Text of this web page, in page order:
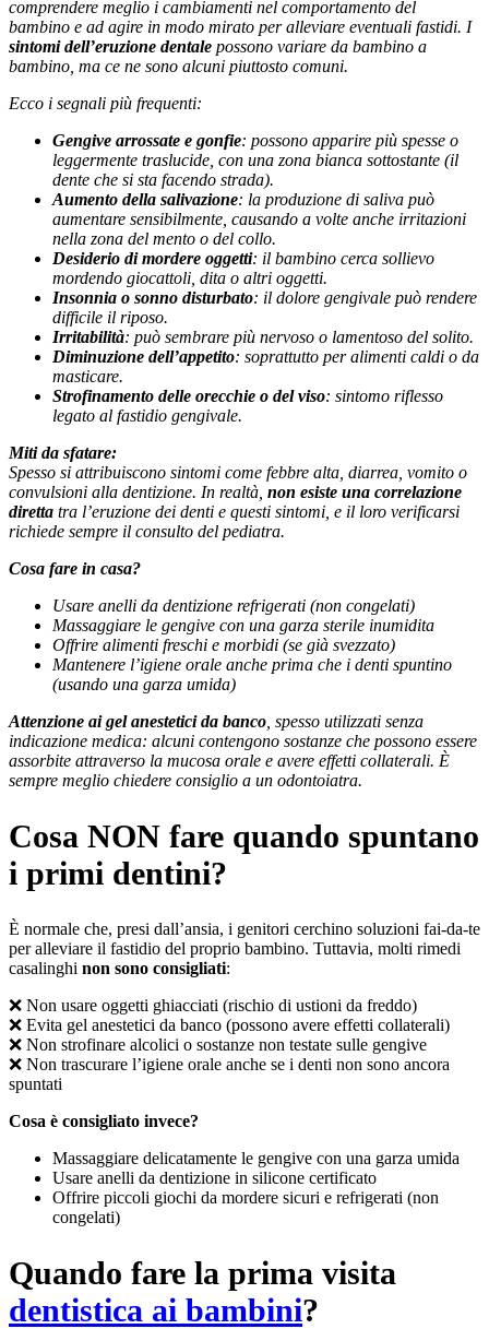
comprendere meglio i cambiamenti nel comportamento del
bambino e ad agire in modo mirato per alleviare eventuali fastidi. I
sintomi dell’eruzione dentale possono variare da bambino a
bambino, ma ce ne sono alcuni piuttosto comuni.
Ecco i segnali più frequenti:
Gengive arrossate e gonfie: possono apparire più spesse o
leggermente traslucide, con una zona bianca sottostante (il
dente che si sta facendo strada).
Aumento della salivazione: la produzione di saliva può
aumentare sensibilmente, causando a volte anche irritazioni
nella zona del mento o del collo.
Desiderio di mordere oggetti: il bambino cerca sollievo
mordendo giocattoli, dita o altri oggetti.
Insonnia o sonno disturbato: il dolore gengivale può rendere
difficile il riposo.
Irritabilità: può sembrare più nervoso o lamentoso del solito.
Diminuzione dell’appetito: soprattutto per alimenti caldi o da
masticare.
Strofinamento delle orecchie o del viso: sintomo riflesso
legato al fastidio gengivale.
Miti da sfatare:
Spesso si attribuiscono sintomi come febbre alta, diarrea, vomito o
convulsioni alla dentizione. In realtà, non esiste una correlazione
diretta tra l’eruzione dei denti e questi sintomi, e il loro verificarsi
richiede sempre il consulto del pediatra.
Cosa fare in casa?
Usare anelli da dentizione refrigerati (non congelati)
Massaggiare le gengive con una garza sterile inumidita
Offrire alimenti freschi e morbidi (se già svezzato)
Mantenere l’igiene orale anche prima che i denti spuntino
(usando una garza umida)
Attenzione ai gel anestetici da banco , spesso utilizzati senza
indicazione medica: alcuni contengono sostanze che possono essere
assorbite attraverso la mucosa orale e avere effetti collaterali. È
sempre meglio chiedere consiglio a un odontoiatra.
Cosa NON fare quando spuntano
i primi dentini?
È normale che, presi dall’ansia, i genitori cerchino soluzioni fai-da-te
per alleviare il fastidio del proprio bambino. Tuttavia, molti rimedi
casalinghi non sono consigliati:
❌ Non usare oggetti ghiacciati (rischio di ustioni da freddo)
❌ Evita gel anestetici da banco (possono avere effetti collaterali)
❌ Non strofinare alcolici o sostanze non testate sulle gengive
❌ Non trascurare l’igiene orale anche se i denti non sono ancora
spuntati
Cosa è consigliato invece?
Massaggiare delicatamente le gengive con una garza umida
Usare anelli da dentizione in silicone certificato
Offrire piccoli giochi da mordere sicuri e refrigerati (non
congelati)
Quando fare la prima visita
dentistica ai bambini?